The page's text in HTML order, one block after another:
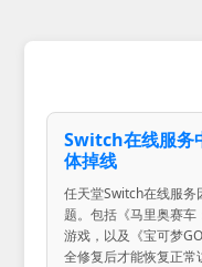
Switch在线服务
体掉线
任天堂Switch在线服务
题。包括《马里奥赛
游戏，以及《宝可梦
全修复后才能恢复正常